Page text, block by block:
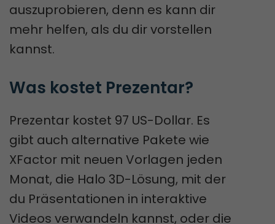
auszuprobieren, denn es kann dir
mehr helfen, als du dir vorstellen
kannst.
Was kostet Prezentar?
Prezentar kostet 97 US-Dollar. Es
gibt auch alternative Pakete wie
XFactor mit neuen Vorlagen jeden
Monat, die Halo 3D-Lösung, mit der
du Präsentationen in interaktive
Videos verwandeln kannst, oder die